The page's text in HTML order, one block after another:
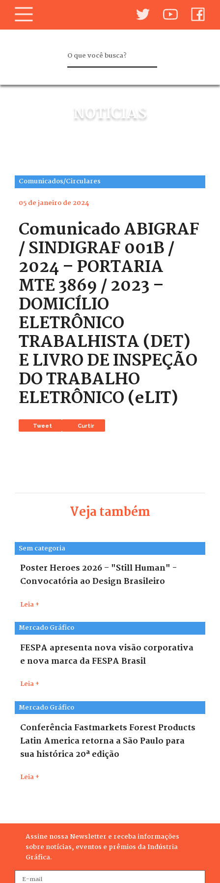
NOTÍCIAS
Comunicados/Circulares
05 de janeiro de 2024
Comunicado ABIGRAF
/ SINDIGRAF 001B /
2024 – PORTARIA
MTE 3869 / 2023 –
DOMICÍLIO
ELETRÔNICO
TRABALHISTA (DET)
E LIVRO DE INSPEÇÃO
DO TRABALHO
ELETRÔNICO (eLIT)
Tweet Curtir
Veja também
Sem categoria
Poster Heroes 2026 – "Still Human" -
Convocatória ao Design Brasileiro
Leia +
Mercado Gráfico
FESPA apresenta nova visão corporativa
e nova marca da FESPA Brasil
Leia +
Mercado Gráfico
Conferência Fastmarkets Forest Products
Latin America retorna a São Paulo para
sua histórica 20ª edição
Leia +
Assine nossa Newsletter e receba informações
sobre notícias, eventos e prêmios da Indústria
Gráfica.